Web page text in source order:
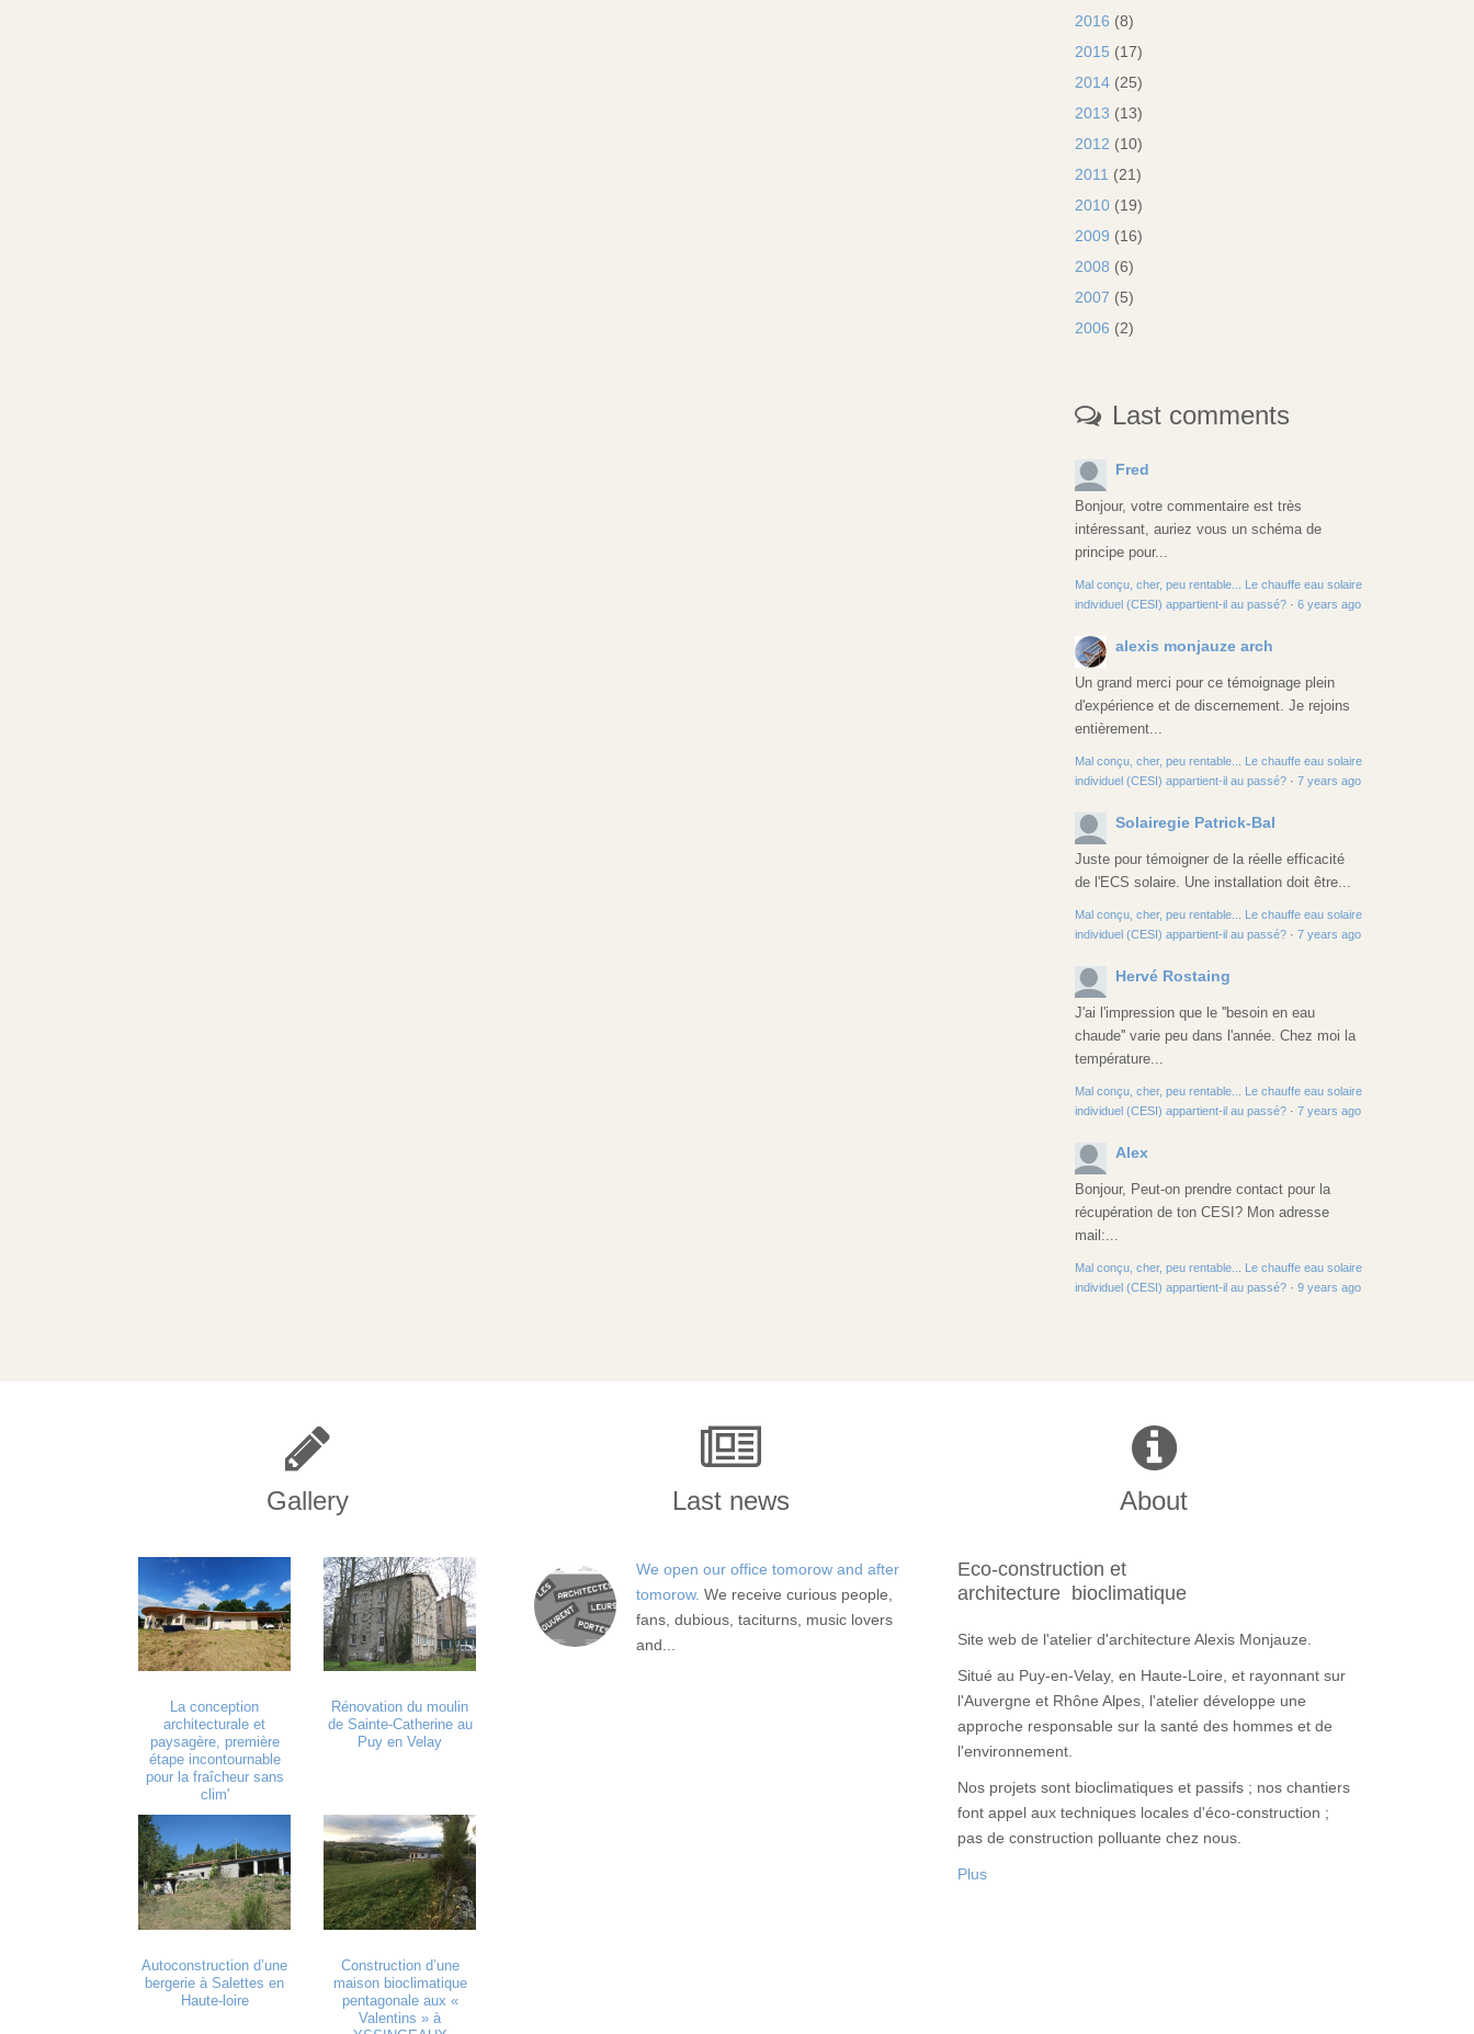
2016 (8)
2015 (17)
2014(25)
2013 (13)
2012 (10)
2011 (21)
2010(19)
2009 (16)
2008 (6)
2007 (5)
2006 (2)
Last comments
Fred
Bonjour, votre commentaire est très
intéressant, auriez vous un schéma de
principe pour...
Mal conçu, cher, peu rentable... Le chauffe eau solaire
individuel (CESI) appartient-il au passé?· 6 years ago
alexis monjauze arch
Un grand merci pour ce témoignage plein
d'expérience et de discernement. Je rejoins
entièrement...
Mal conçu, cher, peu rentable... Le chauffe eau solaire
individuel (CESI) appartient-il au passé?· 7 years ago
Solairegie Patrick-Bal
Juste pour témoigner de la réelle efficacité
de l'ECS solaire. Une installation doit être...
Mal conçu, cher, peu rentable... Le chauffe eau solaire
individuel (CESI) appartient-il au passé?· 7 years ago
Hervé Rostaing
J'ai l'impression que le ''besoin en eau
chaude'' varie peu dans l'année. Chez moi la
température...
Mal conçu, cher, peu rentable... Le chauffe eau solaire
individuel (CESI) appartient-il au passé?· 7 years ago
Alex
Bonjour, Peut-on prendre contact pour la
récupération de ton CESI? Mon adresse
mail:...
Mal conçu, cher, peu rentable... Le chauffe eau solaire
individuel (CESI) appartient-il au passé?· 9 years ago
Gallery
La conception
architecturale et
paysagère, première
étape incontournable
pour la fraîcheur sans
clim'
Rénovation du moulin
de Sainte-Catherine au
Puy en Velay
Autoconstruction d’une
bergerie à Salettes en
Haute-loire
Construction d’une
maison bioclimatique
pentagonale aux «
Valentins » à
Last news
We open our office tomorow and after
tomorow. We receive curious people,
fans, dubious, taciturns, music lovers
and...
About
Eco-construction et
architecture bioclimatique
Site web de l'atelier d'architecture Alexis Monjauze.
Situé au Puy-en-Velay, en Haute-Loire, et rayonnant sur
l'Auvergne et Rhône Alpes, l'atelier développe une
approche responsable sur la santé des hommes et de
l'environnement.
Nos projets sont bioclimatiques et passifs ; nos chantiers
font appel aux techniques locales d'éco-construction ;
pas de construction polluante chez nous.
Plus